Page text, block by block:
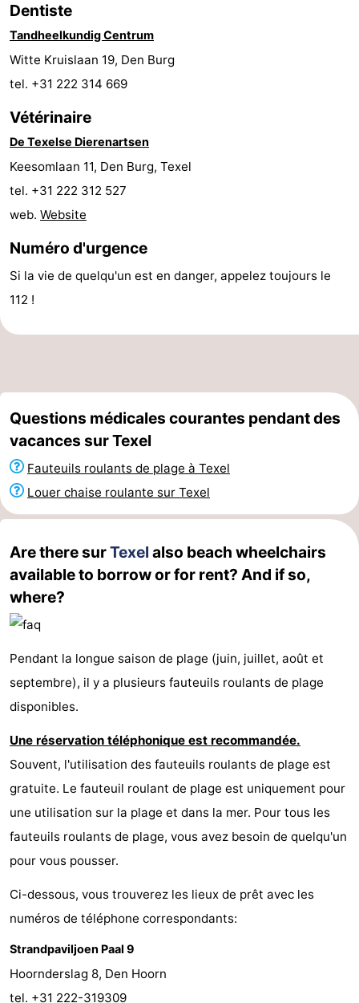
Texel
Kustpark
Texel
-
Sluftervallei
-
Strandhuys
-
Villapark
Residentie
Texel
-
Villapark
Vogelmient
Hôtels
Last
Voir
et
Lieux
Monuments
-
Moulins
-
de
vue
-
Croisières
-
Fermes
de
jeux
Parcours
de
golf
Nature
Visites
-
Faire
du
vélo
-
Randonnée
-
Équitation
-
Surfen
-
Dentiste
Tandheelkundig Centrum
Witte Kruislaan 19, Den Burg
tel. +31 222 314 669
Vétérinaire
De Texelse Dierenartsen
Keesomlaan 11, Den Burg, Texel
tel. +31 222 312 527
web. Website
Numéro d'urgence
Si la vie de quelqu'un est en danger, appelez toujours le
112 !
Questions médicales courantes pendant des
vacances sur Texel
Fauteuils roulants de plage à Texel
Louer chaise roulante sur Texel
Are there surTexel also beach wheelchairs
available to borrow or for rent? And if so,
where?
Pendant la longue saison de plage (juin, juillet, août et
septembre), il y a plusieurs fauteuils roulants de plage
disponibles.
Une réservation téléphonique est recommandée.
Souvent, l'utilisation des fauteuils roulants de plage est
gratuite. Le fauteuil roulant de plage est uniquement pour
une utilisation sur la plage et dans la mer. Pour tous les
fauteuils roulants de plage, vous avez besoin de quelqu'un
pour vous pousser.
Ci-dessous, vous trouverez les lieux de prêt avec les
numéros de téléphone correspondants:
Strandpaviljoen Paal 9
Hoornderslag 8, Den Hoorn
tel. +31 222-319309